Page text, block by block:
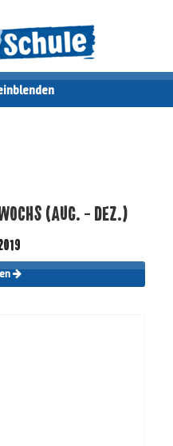
(AUG. - DEZ.)